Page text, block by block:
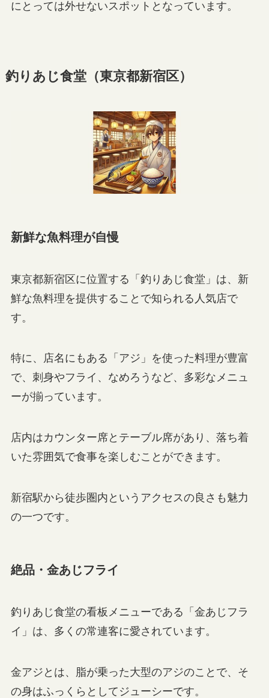
にとっては外せないスポットとなっています。
釣りあじ食堂（東京都新宿区）
新鮮な魚料理が自慢
東京都新宿区に位置する「釣りあじ食堂」は、新
鮮な魚料理を提供することで知られる人気店で
す。
特に、店名にもある「アジ」を使った料理が豊富
で、刺身やフライ、なめろうなど、多彩なメニュ
ーが揃っています。
店内はカウンター席とテーブル席があり、落ち着
いた雰囲気で食事を楽しむことができます。
新宿駅から徒歩圏内というアクセスの良さも魅力
の一つです。
絶品・金あじフライ
釣りあじ食堂の看板メニューである「金あじフラ
イ」は、多くの常連客に愛されています。
金アジとは、脂が乗った大型のアジのことで、そ
の身はふっくらとしてジューシーです。